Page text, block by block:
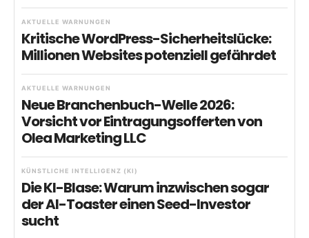
AKTUELLE WARNUNGEN
Kritische WordPress-Sicherheitslücke:
Millionen Websites potenziell gefährdet
AKTUELLE WARNUNGEN
Neue Branchenbuch-Welle 2026:
Vorsicht vor Eintragungsofferten von
Olea Marketing LLC
KÜNSTLICHE INTELLIGENZ (KI)
Die KI-Blase: Warum inzwischen sogar
der AI-Toaster einen Seed-Investor
sucht